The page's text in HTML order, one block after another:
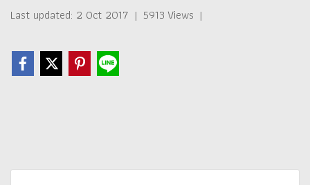
Last updated: 2 Oct 2017 | 5913 Views |